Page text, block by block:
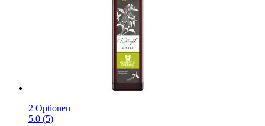
2 Optionen
5.0 (5)